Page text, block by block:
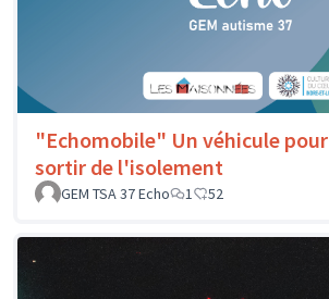
"Echomobile" Un véhicule pour
sortir de l'isolement
GEM TSA 37 Echo
1 52